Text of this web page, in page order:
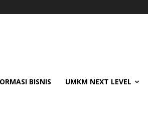
BISNIS UMKM NEXT LEVEL